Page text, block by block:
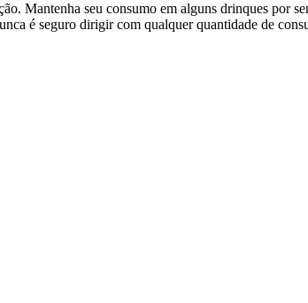
Mantenha seu consumo em alguns drinques por
é seguro dirigir com qualquer quantidade de